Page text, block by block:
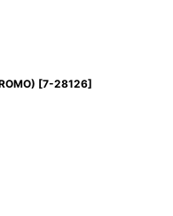
[7-28126]